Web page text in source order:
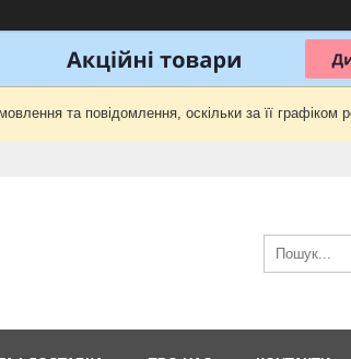
та повідомлення, оскільки за її